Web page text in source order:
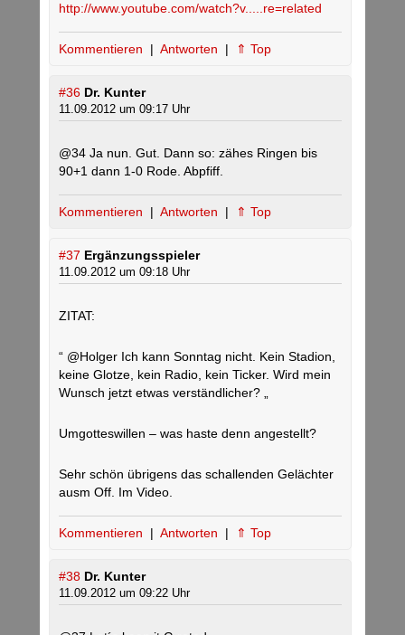
http://www.youtube.com/watch?v.....re=related
Kommentieren | Antworten | ⇑ Top
#36 Dr. Kunter
11.09.2012 um 09:17 Uhr
@34 Ja nun. Gut. Dann so: zähes Ringen bis
90+1 dann 1-0 Rode. Abpfiff.
Kommentieren | Antworten | ⇑ Top
#37 Ergänzungsspieler
11.09.2012 um 09:18 Uhr
ZITAT:
“ @Holger Ich kann Sonntag nicht. Kein Stadion,
keine Glotze, kein Radio, kein Ticker. Wird mein
Wunsch jetzt etwas verständlicher? „
Umgotteswillen – was haste denn angestellt?
Sehr schön übrigens das schallenden Gelächter
ausm Off. Im Video.
Kommentieren | Antworten | ⇑ Top
#38 Dr. Kunter
11.09.2012 um 09:22 Uhr